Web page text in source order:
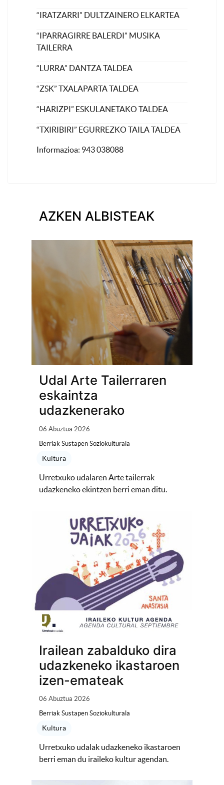
“IRATZARRI” DULTZAINERO ELKARTEA
“IPARRAGIRRE BALERDI” MUSIKA
TAILERRA
“LURRA” DANTZA TALDEA
“ZSK” TXALAPARTA TALDEA
“HARIZPI” ESKULANETAKO TALDEA
“TXIRIBIRI” EGURREZKO TAILA TALDEA
Informazioa: 943 038088
AZKEN ALBISTEAK
Udal Arte Tailerraren
eskaintza
udazkenerako
06 Abuztua 2026
Berriak Sustapen Soziokulturala
Kultura
Urretxuko udalaren Arte tailerrak
udazkeneko ekintzen berri eman ditu.
Irailean zabalduko dira
udazkeneko ikastaroen
izen-emateak
06 Abuztua 2026
Berriak Sustapen Soziokulturala
Kultura
Urretxuko udalak udazkeneko ikastaroen
berri eman du iraileko kultur agendan.